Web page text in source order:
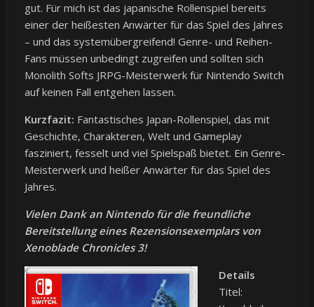
gut. Für mich ist das japanische Rollenspiel bereits
einer der heißesten Anwärter für das Spiel des Jahres
– und das systemübergreifend! Genre- und Reihen-
Fans müssen unbedingt zugreifen und sollten sich
Monolith Softs JRPG-Meisterwerk für Nintendo Switch
auf keinen Fall entgehen lassen.
Kurzfazit: Fantastisches Japan-Rollenspiel, das mit
Geschichte, Charakteren, Welt und Gameplay
fasziniert, fesselt und viel Spielspaß bietet. Ein Genre-
Meisterwerk und heißer Anwärter für das Spiel des
Jahres.
Vielen Dank an Nintendo für die freundliche
Bereitstellung eines Rezensionsexemplars von
Xenoblade Chronicles 3!
Details
Titel: